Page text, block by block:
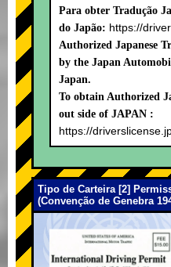
Para obter Tradução
do Japão: https://
Authorized Japanese
by the Japan
Japan.
To obtain Authorized
out side of JAPAN :
https://
Tipo de Carteira [2]
(Convenção de Genebra